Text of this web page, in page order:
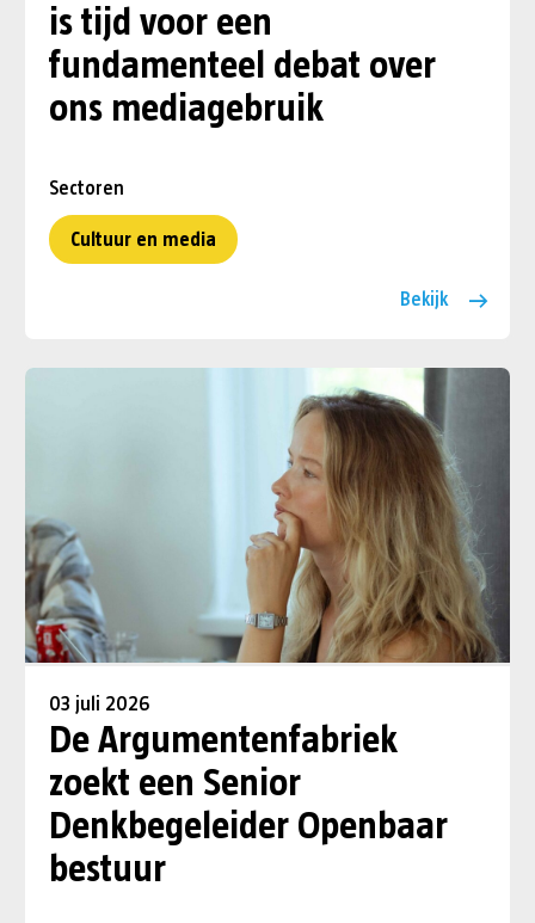
is tijd voor een
fundamenteel debat over
ons mediagebruik
Sectoren
Cultuur en media
Bekijk
03 juli 2026
De Argumentenfabriek
zoekt een Senior
Denkbegeleider Openbaar
bestuur